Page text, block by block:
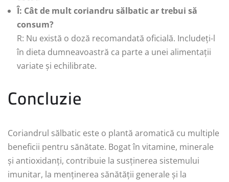
Î: Cât de mult coriandru sălbatic ar trebui să
consum?
R: Nu există o doză recomandată oficială. Includeți-l
în dieta dumneavoastră ca parte a unei alimentații
variate și echilibrate.
Concluzie
Coriandrul sălbatic este o plantă aromatică cu multiple
beneficii pentru sănătate. Bogat în vitamine, minerale
și antioxidanți, contribuie la susținerea sistemului
imunitar, la menținerea sănătății generale și la